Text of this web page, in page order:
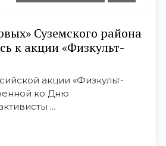
Суземского района
к акции «Физкульт-
акции «Физкульт-
ко Дню
...